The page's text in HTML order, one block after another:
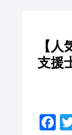
【
支援
F